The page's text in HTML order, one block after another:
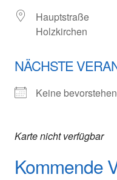
Hauptstraße
Holzkirchen
NÄCHSTE
Keine
Karte nicht verfügbar
Kommende